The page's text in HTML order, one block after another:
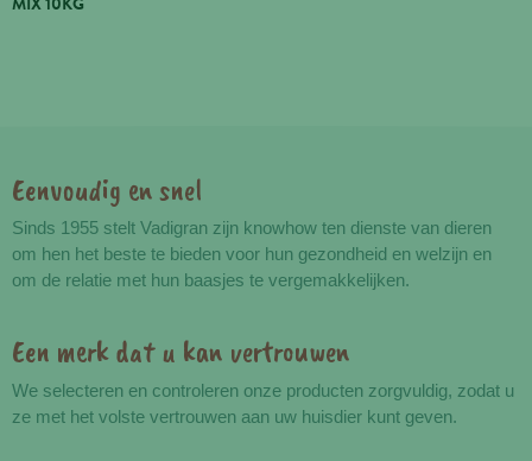
Voordelen
Eenvoudig en snel
Sinds 1955 stelt Vadigran zijn knowhow ten dienste van dieren
om hen het beste te bieden voor hun gezondheid en welzijn en
om de relatie met hun baasjes te vergemakkelijken.
Een merk dat u kan vertrouwen
We selecteren en controleren onze producten zorgvuldig, zodat u
ze met het volste vertrouwen aan uw huisdier kunt geven.